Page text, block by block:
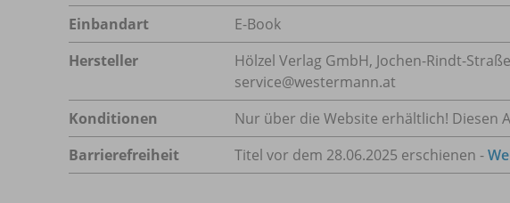
Einbandart
E-Book
Hersteller
Hölzel Verlag GmbH, Jochen-Rindt-
service@westermann.at
Konditionen
Nur über die Website erhältlich! Diesen
Barrierefreiheit
Titel vor dem 28.06.2025 erschienen -